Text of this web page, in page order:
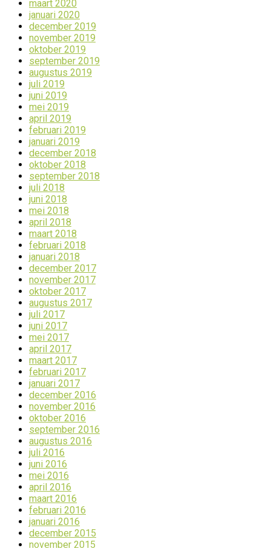
maart 2020
januari 2020
december 2019
november 2019
oktober 2019
september 2019
augustus 2019
juli 2019
juni 2019
mei 2019
april 2019
februari 2019
januari 2019
december 2018
oktober 2018
september 2018
juli 2018
juni 2018
mei 2018
april 2018
maart 2018
februari 2018
januari 2018
december 2017
november 2017
oktober 2017
augustus 2017
juli 2017
juni 2017
mei 2017
april 2017
maart 2017
februari 2017
januari 2017
december 2016
november 2016
oktober 2016
september 2016
augustus 2016
juli 2016
juni 2016
mei 2016
april 2016
maart 2016
februari 2016
januari 2016
december 2015
november 2015